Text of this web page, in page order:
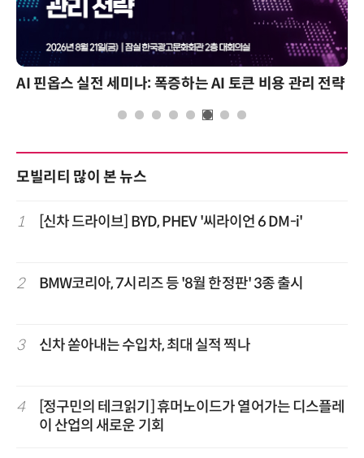
AI 핀옵스 실전 세미나: 폭증하는 AI 토큰 비용 관리 전략
모빌리티 많이 본 뉴스
1 [신차 드라이브] BYD, PHEV '씨라이언 6 DM-i'
2 BMW코리아, 7시리즈 등 '8월 한정판' 3종 출시
3 신차 쏟아내는 수입차, 최대 실적 찍나
4
[정구민의 테크읽기] 휴머노이드가 열어가는 디스플레
이 산업의 새로운 기회